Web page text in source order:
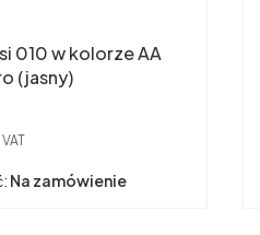
010 w kolorze AA
(jasny)
Na zamówienie